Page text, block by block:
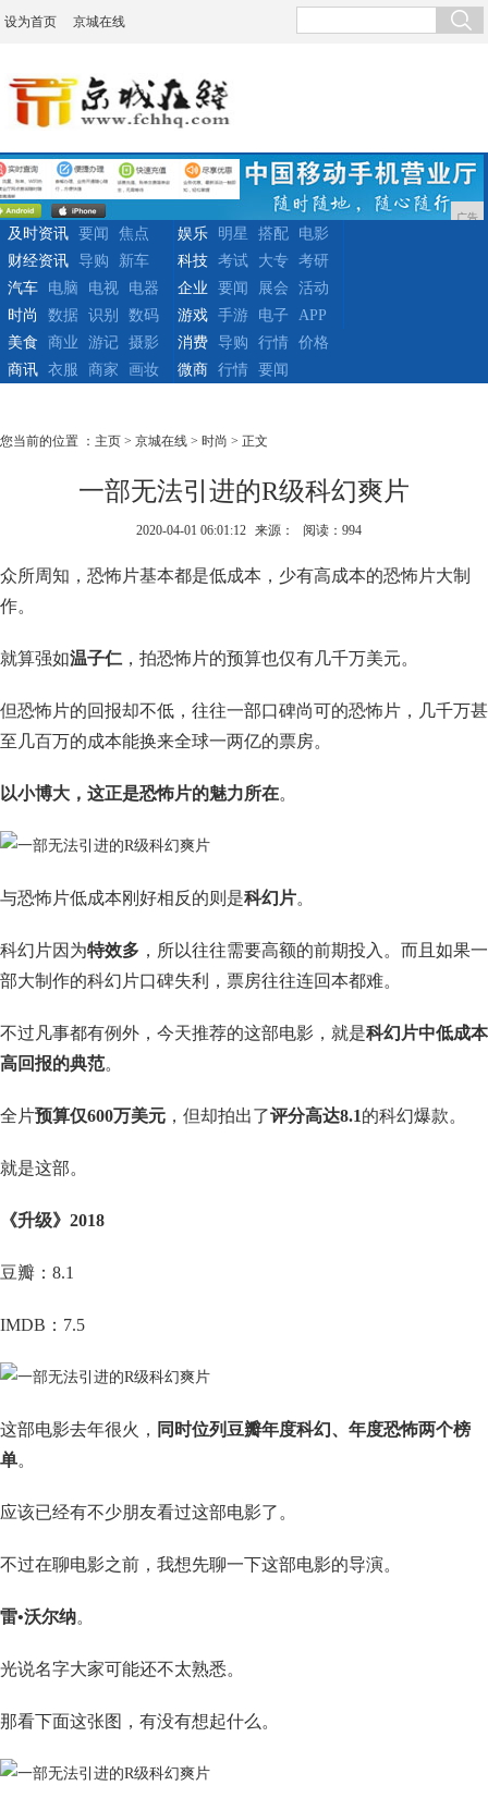
设为首页 京城在线
广告
及时资讯 要闻
焦点
财经资讯
导购 新车
娱乐 明星 搭配
电影
科技
考试 大专
考研
汽车
电脑 电视
电器
时尚
数据 识别 数码
企业 要闻 展会
活动
游戏
手游 电子
APP
美食
商业 游记
摄影
商讯
衣服 商家 画妆
消费 导购 行情
价格
微商
行情 要闻
您当前的位置 ： 主页 > 京城在线 > 时尚 > 正文
一部无法引进的R级科幻爽片
2020-04-01 06:01:12 来源： 阅读：994
众所周知，恐怖片基本都是低成本，少有高成本的恐怖片大制
作。
就算强如温子仁 ，拍恐怖片的预算也仅有几千万美元。
但恐怖片的回报却不低，往往一部口碑尚可的恐怖片，几千万甚
至几百万的成本能换来全球一两亿的票房。
以小博大，这正是恐怖片的魅力所在。
与恐怖片低成本刚好相反的则是科幻片。
科幻片因为特效多 ，所以往往需要高额的前期投入。而且如果一
部大制作的科幻片口碑失利，票房往往连回本都难。
不过凡事都有例外，今天推荐的这部电影，就是科幻片中低成本
高回报的典范。
全片预算仅600万美元 ，但却拍出了评分高达8.1的科幻爆款。
就是这部。
《升级》2018
豆瓣：8.1
IMDB：7.5
这部电影去年很火， 同时位列豆瓣年度科幻、年度恐怖两个榜
单。
应该已经有不少朋友看过这部电影了。
不过在聊电影之前，我想先聊一下这部电影的导演。
雷•沃尔纳。
光说名字大家可能还不太熟悉。
那看下面这张图，有没有想起什么。